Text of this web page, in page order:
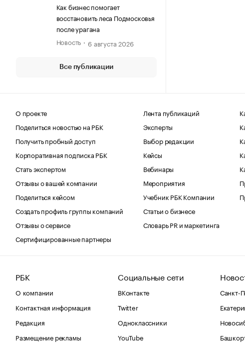
Как бизнес помогает
восстановить леса Подмосковья
после урагана
Новость
6 августа 2026
Все публикации
О проекте
Поделиться новостью на РБК
Получить пробный доступ
Корпоративная подписка РБК
Стать экспертом
Отзывы о вашей компании
Поделиться кейсом
Создать профиль группы компаний
Отзывы о сервисе
Сертифицированные партнеры
Лента публикаций
Эксперты
Выбор редакции
Кейсы
Вебинары
Мероприятия
Учебник РБК Компании
Статьи о бизнесе
Словарь PR и маркетинга
РБК
О компании
Контактная информация
Редакция
Размещение рекламы
Социальные сети
ВКонтакте
Twitter
Одноклассники
YouTube
Санкт-